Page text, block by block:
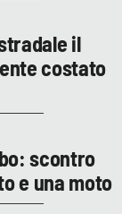
il
costato
scontro
e una moto